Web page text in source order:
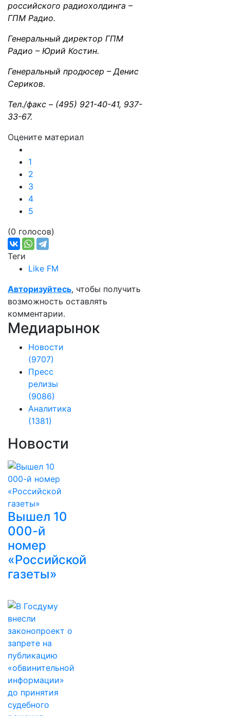
российского радиохолдинга –
ГПМ Радио.
Генеральный директор ГПМ
Радио – Юрий Костин.
Генеральный продюсер – Денис
Сериков.
Тел./факс – (495) 921-40-41, 937-
33-67.
Оцените материал
1
2
3
4
5
(0 голосов)
Теги
Like FM
Авторизуйтесь, чтобы получить
возможность оставлять
комментарии.
Медиарынок
Новости
(9707)
Пресс
релизы
(9086)
Аналитика
(1381)
Новости
Вышел 10
000-й
номер
«Российской
газеты»